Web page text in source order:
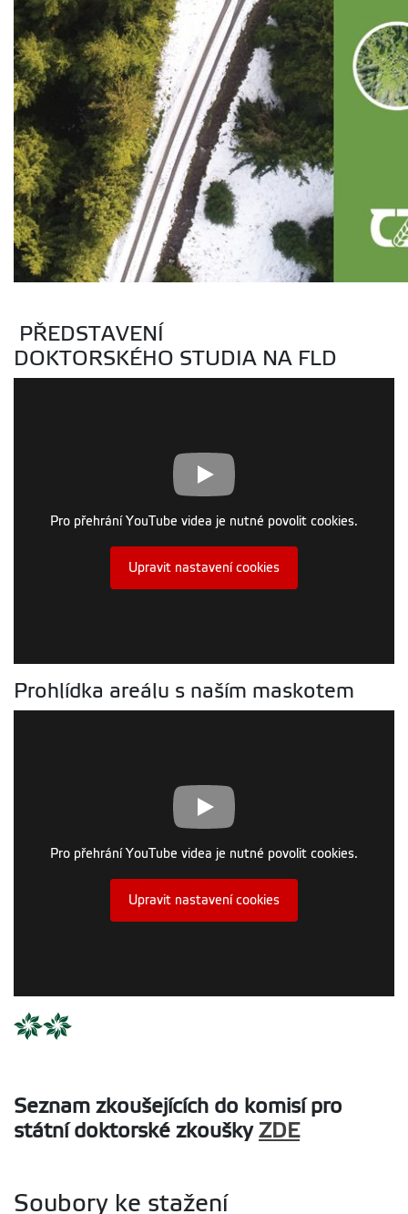
PŘEDSTAVENÍ
DOKTORSKÉHO STUDIA NA FLD
Pro přehrání YouTube videa je nutné povolit cookies.
Upravit nastavení cookies
Prohlídka areálu s naším maskotem
Pro přehrání YouTube videa je nutné povolit cookies.
Upravit nastavení cookies
Seznam zkoušejících do komisí pro
státní doktorské zkoušky ZDE
Soubory ke stažení